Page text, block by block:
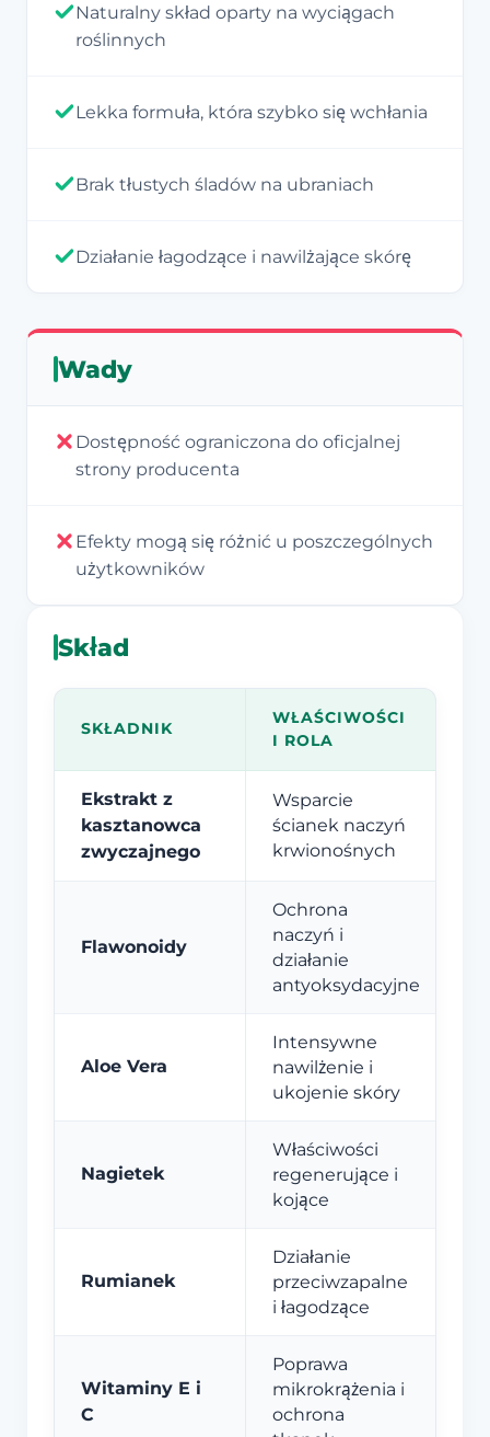
Naturalny skład oparty na wyciągach
roślinnych
Lekka formuła, która szybko się wchłania
Brak tłustych śladów na ubraniach
Działanie łagodzące i nawilżające skórę
Wady
Dostępność ograniczona do oficjalnej
strony producenta
Efekty mogą się różnić u poszczególnych
użytkowników
Skład
SKŁADNIK
WŁAŚCIWOŚCI
I ROLA
Ekstrakt z
kasztanowca
zwyczajnego
Wsparcie
ścianek naczyń
krwionośnych
Flawonoidy
Ochrona
naczyń i
działanie
antyoksydacyjne
Aloe Vera
Intensywne
nawilżenie i
ukojenie skóry
Nagietek
Właściwości
regenerujące i
kojące
Rumianek
Działanie
przeciwzapalne
i łagodzące
Witaminy E i
C
Poprawa
mikrokrążenia i
ochrona